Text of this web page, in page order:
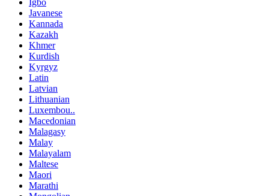
Igbo
Javanese
Kannada
Kazakh
Khmer
Kurdish
Kyrgyz
Latin
Latvian
Lithuanian
Luxembou..
Macedonian
Malagasy
Malay
Malayalam
Maltese
Maori
Marathi